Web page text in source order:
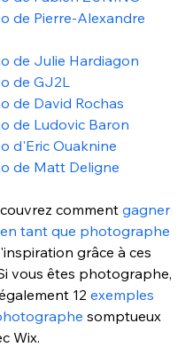
de Pierre-Alexandre
de Julie Hardiagon
de GJ2L
de David Rochas
de Ludovic Baron
d'Eric Ouaknine
de Matt Deligne
comment gagner
tant que photographe
grâce à ces
vous êtes photographe,
12 exemples
somptueux
Wix.